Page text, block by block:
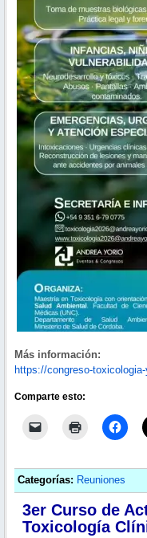
Más información:
https://congreso-
Comparte esto:
Categorías: Reuniones
3er Curso de
Toxicología